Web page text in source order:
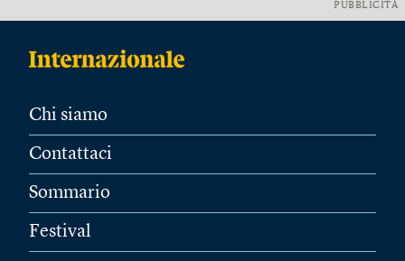
PUBBLICITÀ
Chi siamo
Contattaci
Sommario
Festival